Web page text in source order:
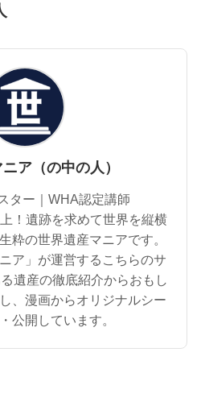
ア（の中の人）
ター｜WHA認定講師
！遺跡を求めて世界を縦横
粋の世界遺産マニアです。
ア」が運営するこちらのサ
遺産の徹底紹介からおもし
、漫画からオリジナルシー
公開しています。